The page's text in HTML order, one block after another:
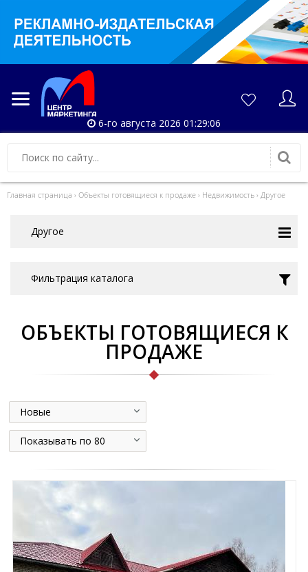
6-го августа 2026 01:29:07
Главная страница › Объекты готовящиеся к продаже › Недвижимость › Другое
Другое
Фильтрация каталога
ОБЪЕКТЫ ГОТОВЯЩИЕСЯ К
ПРОДАЖЕ
Новые
Показывать по 80